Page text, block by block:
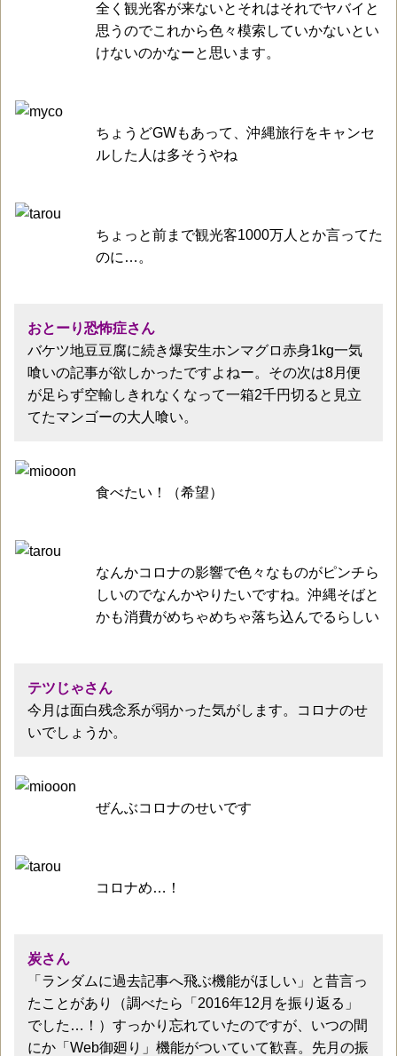
全く観光客が来ないとそれはそれでヤバイと
思うのでこれから色々模索していかないとい
けないのかなーと思います。
ちょうどGWもあって、沖縄旅行をキャンセ
ルした人は多そうやね
ちょっと前まで観光客1000万人とか言ってた
のに…。
おとーり恐怖症さん
バケツ地豆豆腐に続き爆安生ホンマグロ赤身1kg一気
喰いの記事が欲しかったですよねー。その次は8月便
が足らず空輸しきれなくなって一箱2千円切ると見立
てたマンゴーの大人喰い。
食べたい！（希望）
なんかコロナの影響で色々なものがピンチら
しいのでなんかやりたいですね。沖縄そばと
かも消費がめちゃめちゃ落ち込んでるらしい
テツじゃさん
今月は面白残念系が弱かった気がします。コロナのせ
いでしょうか。
ぜんぶコロナのせいです
コロナめ…！
炭さん
「ランダムに過去記事へ飛ぶ機能がほしい」と昔言っ
たことがあり（調べたら「2016年12月を振り返る」
でした…！）すっかり忘れていたのですが、いつの間
にか「Web御廻り」機能がついていて歓喜。先月の振